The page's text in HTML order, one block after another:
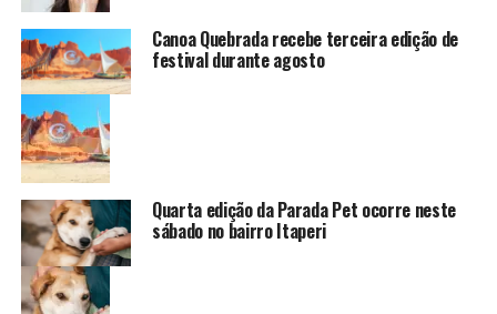
Canoa Quebrada recebe terceira edição de
festival durante agosto
Quarta edição da Parada Pet ocorre neste
sábado no bairro Itaperi